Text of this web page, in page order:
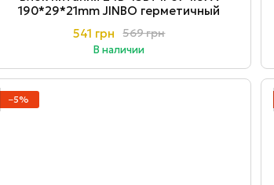
190*29*21mm JINBO герметичный
569 грн
541 грн
В наличии
−5%